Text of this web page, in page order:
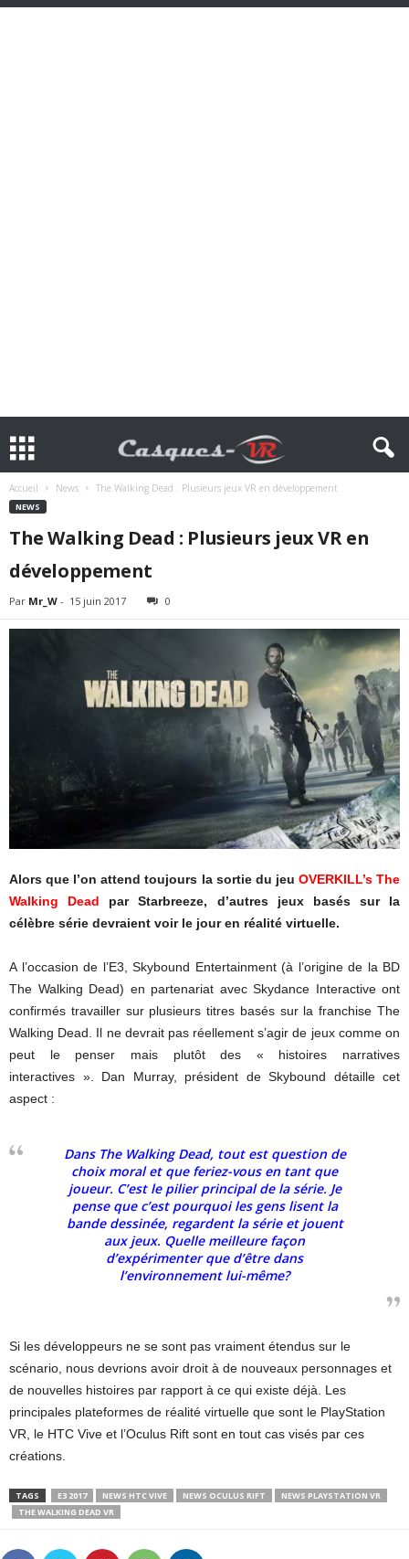
Accueil News The Walking Dead : Plusieurs jeux VR en développement
NEWS
The Walking Dead : Plusieurs jeux VR en
développement
Par Mr_W - 15 juin 2017 0
Alors que l’on attend toujours la sortie du jeu OVERKILL’s The
Walking Dead par Starbreeze, d’autres jeux basés sur la
célèbre série devraient voir le jour en réalité virtuelle.
A l’occasion de l’E3, Skybound Entertainment (à l’origine de la BD
The Walking Dead) en partenariat avec Skydance Interactive ont
confirmés travailler sur plusieurs titres basés sur la franchise The
Walking Dead. Il ne devrait pas réellement s’agir de jeux comme on
peut le penser mais plutôt des « histoires narratives
interactives ». Dan Murray, président de Skybound détaille cet
aspect :
Dans The Walking Dead, tout est question de
choix moral et que feriez-vous en tant que
joueur. C’est le pilier principal de la série. Je
pense que c’est pourquoi les gens lisent la
bande dessinée, regardent la série et jouent
aux jeux. Quelle meilleure façon
d’expérimenter que d’être dans
l’environnement lui-même?
Si les développeurs ne se sont pas vraiment étendus sur le
scénario, nous devrions avoir droit à de nouveaux personnages et
de nouvelles histoires par rapport à ce qui existe déjà. Les
principales plateformes de réalité virtuelle que sont le PlayStation
VR, le HTC Vive et l’Oculus Rift sont en tout cas visés par ces
créations.
TAGS E3 2017 NEWS HTC VIVE NEWS OCULUS RIFT
NEWS PLAYSTATION VR
THE WALKING DEAD VR